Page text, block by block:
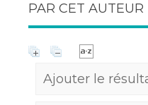
PAR CET AUTEUR
Ajouter le